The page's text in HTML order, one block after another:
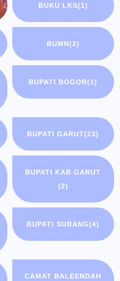
BUKU LKS(1)
BUMN(2)
BUPATI BOGOR(1)
BUPATI GARUT(23)
BUPATI KAB GARUT
(2)
BUPATI SUBANG(4)
CAMAT BALEENDAH